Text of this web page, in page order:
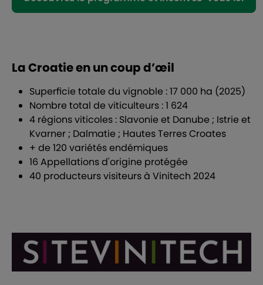
La Croatie en un coup d’œil
Superficie totale du vignoble : 17 000 ha (2025)
Nombre total de viticulteurs : 1 624
4 régions viticoles : Slavonie et Danube ; Istrie et
Kvarner ; Dalmatie ; Hautes Terres Croates
+ de 120 variétés endémiques
16 Appellations d'origine protégée
40 producteurs visiteurs à Vinitech 2024